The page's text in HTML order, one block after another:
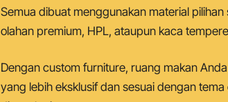
Semua dibuat menggunakan material
olahan premium, HPL, ataupun kaca
Dengan custom furniture, ruang makan
yang lebih eksklusif dan sesuai dengan